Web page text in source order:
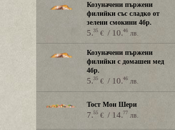
Козуначени пържени
филийки със сладко от
зелени смокини 4бр.
5.35 €/ 10.46 лв.
Козуначени пържени
филийки с домашен мед
4бр.
5.35 €/ 10.46 лв.
Тост Мон Шери
7.55 €/ 14.77 лв.